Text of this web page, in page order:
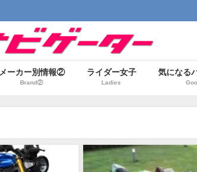
メーカー別情報②
Brand②
ライダー女子
Ladies
気になる